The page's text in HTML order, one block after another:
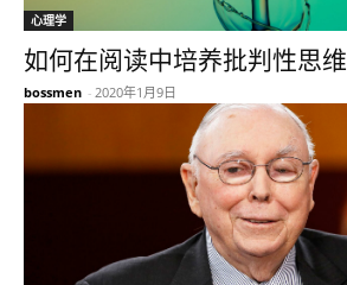
心理学
如何在阅读中培养批判性思维
bossmen - 2020年1月9日